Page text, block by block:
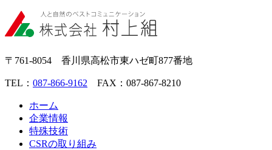
〒761-8054 香川県高松市東ハゼ町877番地
TEL： 087-866-9162 FAX：087-867-8210
ホーム
企業情報
特殊技術
CSRの取り組み